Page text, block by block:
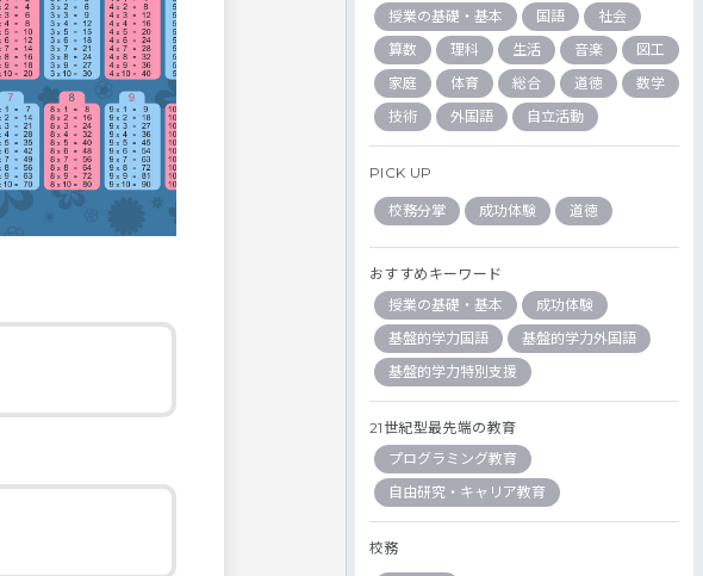
授業の基礎・基本
国語
社会
算数
理科 生活 音楽
図工
家庭
体育 総合 道徳
数学
技術
外国語 自立活動
PICK UP
校務分掌 成功体験 道徳
おすすめキーワード
授業の基礎・基本
成功体験
基盤的学力国語
基盤的学力外国語
基盤的学力特別支援
21世紀型最先端の教育
プログラミング教育
自由研究・キャリア教育
校務